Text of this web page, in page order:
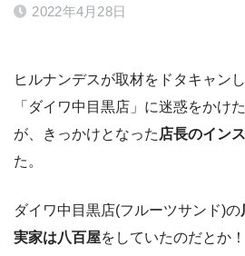
2022年4月28日
ヒルナンデスが取材をドタキャン
「ダイワ中目黒店」に迷惑をかけ
が、きっかけとなった 店長のイン
た。
ダイワ中目黒店(フルーツサンド)の
実家は八百屋をしていたのだとか！